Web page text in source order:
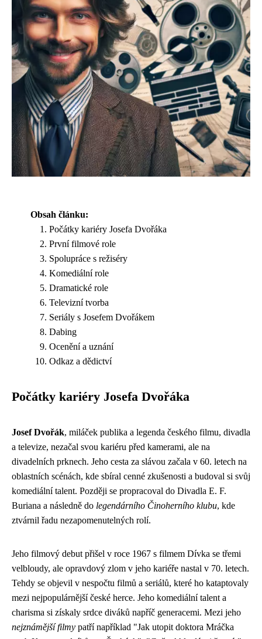
Obsah článku:
Počátky kariéry Josefa Dvořáka
První filmové role
Spolupráce s režiséry
Komediální role
Dramatické role
Televizní tvorba
Seriály s Josefem Dvořákem
Dabing
Ocenění a uznání
Odkaz a dědictví
Počátky kariéry Josefa Dvořáka
Josef Dvořák, miláček publika a legenda českého filmu, divadla
a televize, nezačal svou kariéru před kamerami, ale na
divadelních prknech. Jeho cesta za slávou začala v 60. letech na
oblastních scénách, kde sbíral cenné zkušenosti a budoval si svůj
komediální talent. Později se propracoval do Divadla E. F.
Buriana a následně do legendárního Činoherního klubu, kde
ztvárnil řadu nezapomenutelných rolí.
Jeho filmový debut přišel v roce 1967 s filmem Dívka se třemi
velbloudy, ale opravdový zlom v jeho kariéře nastal v 70. letech.
Tehdy se objevil v nespočtu filmů a seriálů, které ho kataptovaly
mezi nejpopulárnější české herce. Jeho komediální talent a
charisma si získaly srdce diváků napříč generacemi. Mezi jeho
nejznámější filmy patří například "Jak utopit doktora Mráčka